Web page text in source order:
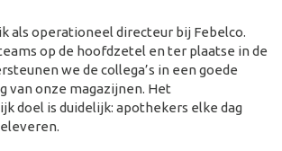
als operationeel directeur bij Febelco.
op de hoofdzetel en ter plaatse in de
we de collega’s in een goede
van onze magazijnen. Het
doel is duidelijk: apothekers elke dag